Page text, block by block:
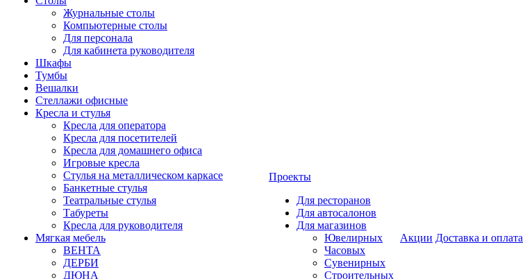
Журнальные столы
Компьютерные столы
Для персонала
Для кабинета руководителя
Шкафы
Тумбы
Вешалки
Стеллажи офисные
Кресла и стулья
Кресла для оператора
Кресла для посетителей
Кресла для домашнего офиса
Игровые кресла
Стулья на металлическом каркасе
Банкетные стулья
Театральные стулья
Табуреты
Кресла для руководителя
Мягкая мебель
ВЕНТА
ДЕРБИ
ДЮНА
Проекты
Для ресторанов
Для автосалонов
Для магазинов
Ювелирных
Часовых
Сувенирных
Строительных
Акции Доставка и оплата